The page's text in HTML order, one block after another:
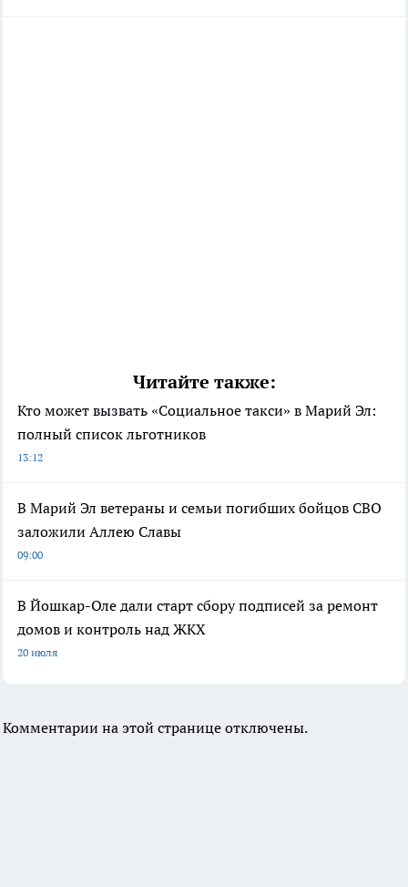
Читайте также:
Кто может вызвать «Социальное такси» в Марий Эл:
полный список льготников
13:12
В Марий Эл ветераны и семьи погибших бойцов СВО
заложили Аллею Славы
09:00
В Йошкар-Оле дали старт сбору подписей за ремонт
домов и контроль над ЖКХ
20 июля
Комментарии на этой странице отключены.